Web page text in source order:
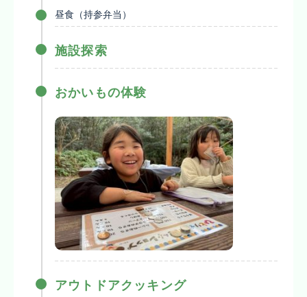
昼食（持参弁当）
施設探索
おかいもの体験
アウトドアクッキング